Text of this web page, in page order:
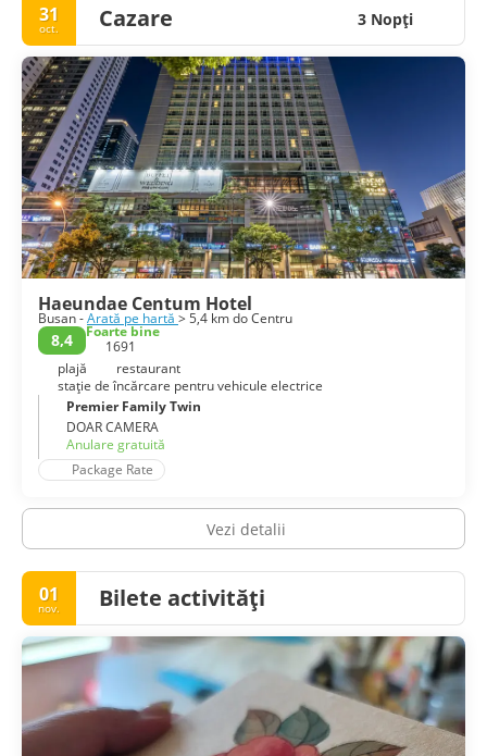
31
oct. Cazare 3 Nopţi
Haeundae Centum Hotel
Busan -Arată pe hartă > 5,4 km do Centru
8,4
Foarte bine
1691
plajă
restaurant
stație de încărcare pentru vehicule electrice
Premier Family Twin
DOAR CAMERA
Anulare gratuită
Package Rate
Vezi detalii
01
nov. Bilete activități